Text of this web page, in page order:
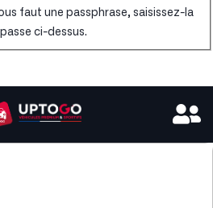
faut une passphrase, saisissez-la
ci-dessus.